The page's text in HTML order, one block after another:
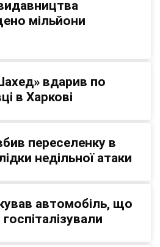
мільйони
вдарив по
в Харкові
переселенку в
недільної атаки
автомобіль, що
госпіталізували